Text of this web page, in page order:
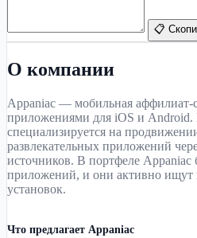
📋
О компании
Appaniac — мобильная аффилиат-
приложениями для iOS и
специализируется на
развлекательных приложений
источников. В портфеле
приложений, и они активно ищут
установок.
Что предлагает Appaniac